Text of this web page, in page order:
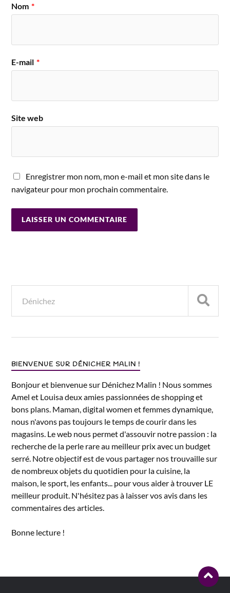
Nom *
E-mail *
Site web
Enregistrer mon nom, mon e-mail et mon site dans le
navigateur pour mon prochain commentaire.
BIENVENUE SUR DÉNICHER MALIN !
Bonjour et bienvenue sur Dénichez Malin ! Nous sommes
Amel et Louisa deux amies passionnées de shopping et
bons plans. Maman, digital women et femmes dynamique,
nous n'avons pas toujours le temps de courir dans les
magasins. Le web nous permet d'assouvir notre passion : la
recherche de la perle rare au meilleur prix avec un budget
serré. Notre objectif est de vous partager nos trouvaille sur
de nombreux objets du quotidien pour la cuisine, la
maison, le sport, les enfants... pour vous aider à trouver LE
meilleur produit. N'hésitez pas à laisser vos avis dans les
commentaires des articles.
Bonne lecture !